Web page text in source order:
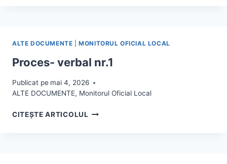
ALTE DOCUMENTE |MONITORUL OFICIAL LOCAL
Proces- verbal nr.1
Publicat pe mai 4, 2026
ALTE DOCUMENTE, Monitorul Oficial Local
CITEȘTE ARTICOLUL PROCES-